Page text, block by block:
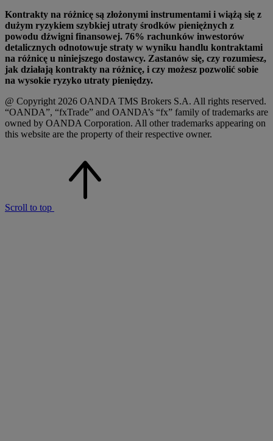
Kontrakty na różnicę są złożonymi instrumentami i wiążą się z
dużym ryzykiem szybkiej utraty środków pieniężnych z
powodu dźwigni finansowej. 76% rachunków inwestorów
detalicznych odnotowuje straty w wyniku handlu kontraktami
na różnicę u niniejszego dostawcy. Zastanów się, czy rozumiesz,
jak działają kontrakty na różnicę, i czy możesz pozwolić sobie
na wysokie ryzyko utraty pieniędzy.
@ Copyright 2026 OANDA TMS Brokers S.A. All rights reserved.
“OANDA”, “fxTrade” and OANDA’s “fx” family of trademarks are
owned by OANDA Corporation. All other trademarks appearing on
this website are the property of their respective owner.
Scroll to top